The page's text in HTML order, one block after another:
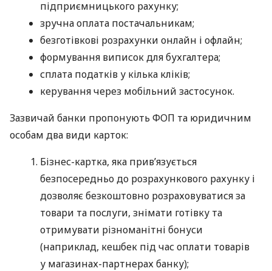
підприємницького рахунку;
зручна оплата постачальникам;
безготівкові розрахунки онлайн і офлайн;
формування виписок для бухгалтера;
сплата податків у кілька кліків;
керування через мобільний застосунок.
Зазвичай банки пропонують ФОП та юридичним
особам два види карток:
Бізнес-картка, яка прив’язується
безпосередньо до розрахункового рахунку і
дозволяє безкоштовно розраховуватися за
товари та послуги, знімати готівку та
отримувати різноманітні бонуси
(наприклад, кешбек під час оплати товарів
у магазинах-партнерах банку);